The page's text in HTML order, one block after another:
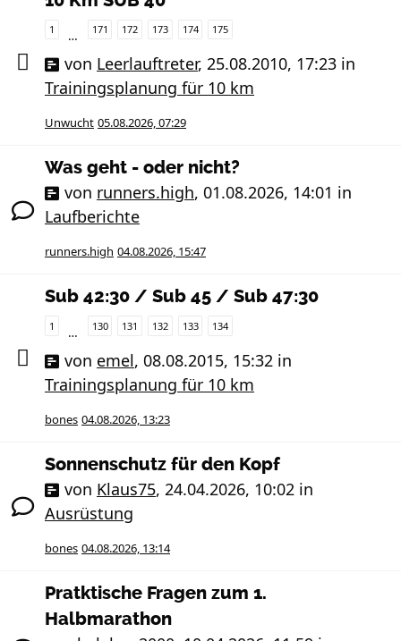
1 … 171 172 173 174 175
von Leerlauftreter, 25.08.2010, 17:23 in
Trainingsplanung für 10 km
Unwucht 05.08.2026, 07:29
Was geht - oder nicht?
von runners.high, 01.08.2026, 14:01 in
Laufberichte
runners.high 04.08.2026, 15:47
Sub 42:30 / Sub 45 / Sub 47:30
1 … 130 131 132 133 134
von emel, 08.08.2015, 15:32 in
Trainingsplanung für 10 km
bones 04.08.2026, 13:23
Sonnenschutz für den Kopf
von Klaus75, 24.04.2026, 10:02 in
Ausrüstung
bones 04.08.2026, 13:14
Pratktische Fragen zum 1.
Halbmarathon